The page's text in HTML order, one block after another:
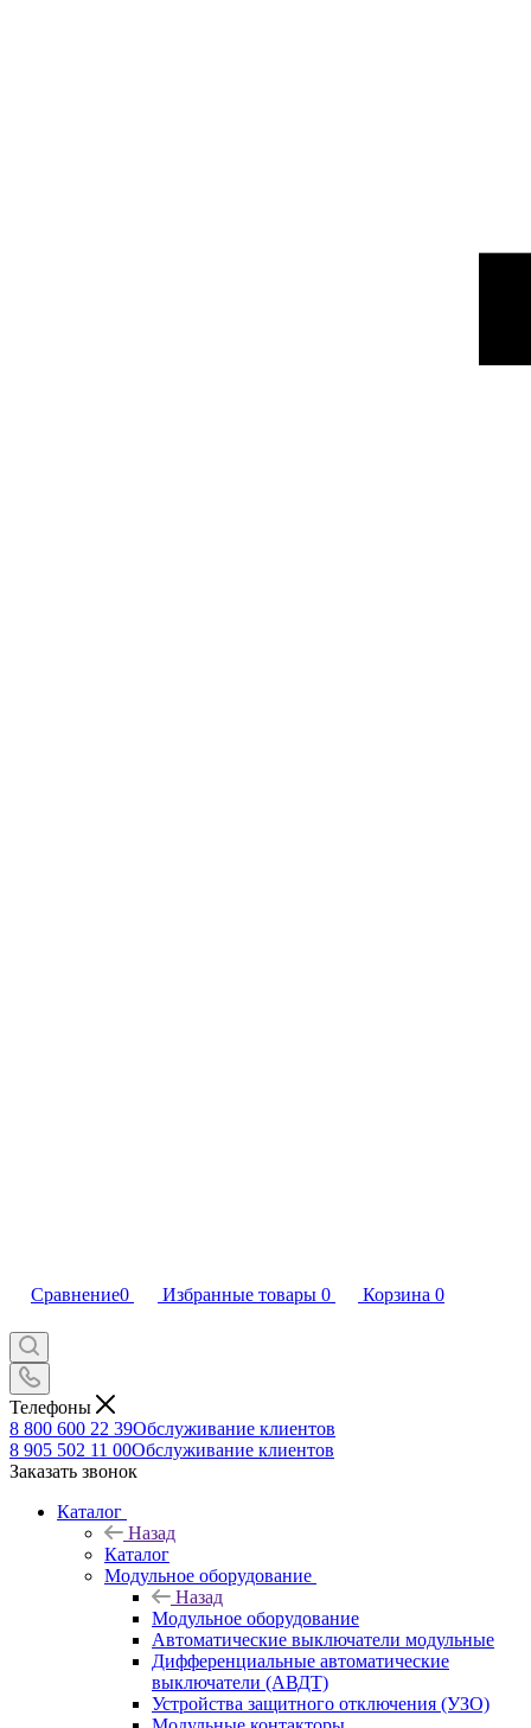
Сравнение0 Избранные товары 0 Корзина 0
Телефоны
8 800 600 22 39Обслуживание клиентов
8 905 502 11 00Обслуживание клиентов
Заказать звонок
Каталог
Назад
Каталог
Модульное оборудование
Назад
Модульное оборудование
Автоматические выключатели модульные
Дифференциальные автоматические
выключатели (АВДТ)
Устройства защитного отключения (УЗО)